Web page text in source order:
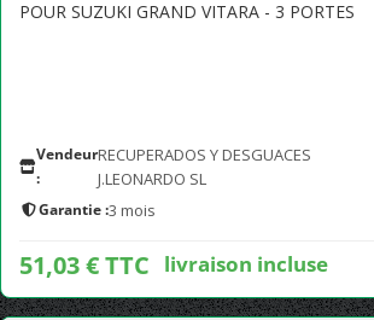
POUR SUZUKI GRAND VITARA - 3 PORTES
Vendeur
:
RECUPERADOS Y DESGUACES
J.LEONARDO SL
Garantie :3 mois
51,03 € TTC livraison incluse